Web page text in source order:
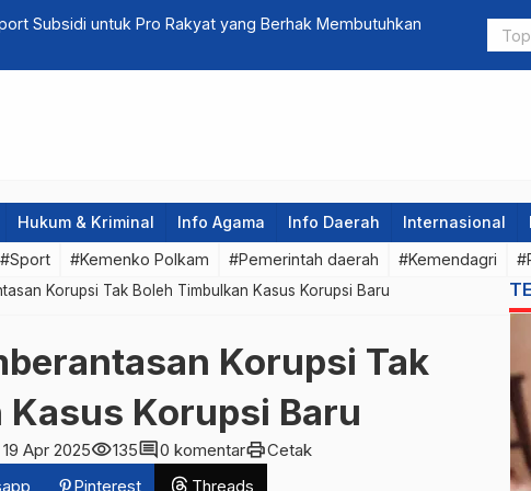
Subsidi untuk Pro Rakyat yang Berhak Membutuhkan Anies
Hukum & Kriminal Info Agama Info Daerah Internasional
#Sport #Kemenko Polkam #Pemerintah daerah #Kemendagri
Korupsi Tak Boleh Timbulkan Kasus Korupsi Baru
Korupsi Tak
Korupsi Baru
Apr 2025visibility135comment0 komentarprintCetak
Pinterest Threads